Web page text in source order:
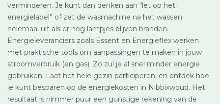
verminderen. Je kunt dan denken aan “let op het
energielabel” of zet de wasmachine na het wassen
helemaal uit als er nog lampjes blijven branden.
Energieleveranciers zoals Essent en Energieflex werken
met praktische tools om aanpassingen te maken in jouw
stroomverbruik (en gas). Zo zul je al snel minder energie
gebruiken. Laat het hele gezin participeren, en ontdek hoe
je kunt besparen op de energiekosten in Nibbixwoud. Het
resultaat is nimmer puur een gunstige rekening van de